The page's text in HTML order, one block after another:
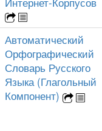
Автоматический
Орфографический
Словарь Русского
Языка (Глагольный
Компонент)